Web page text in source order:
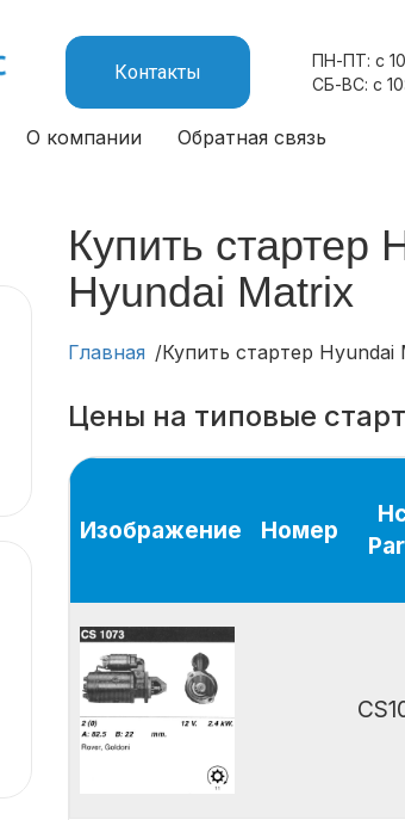
О компании Обратная связь
Контакты
ПН-ПТ: с
СБ-ВС: с
Купить стартер
Hyundai Matrix
Главная Купить стартер
Цены на типовые
Изображение Номер